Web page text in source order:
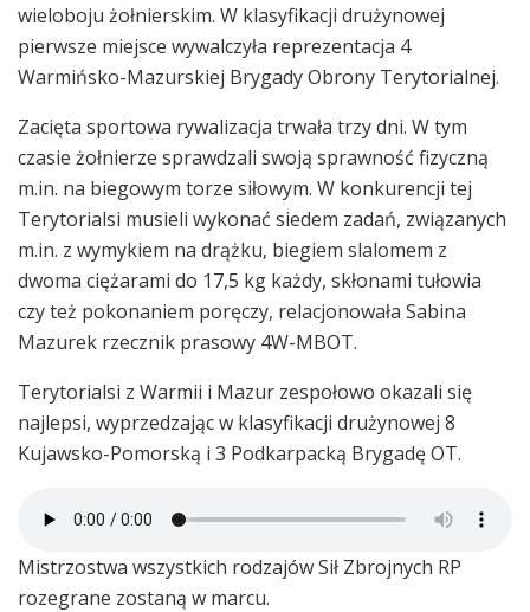
wieloboju żołnierskim. W klasyfikacji drużynowej
pierwsze miejsce wywalczyła reprezentacja 4
Warmińsko-Mazurskiej Brygady Obrony Terytorialnej.
Zacięta sportowa rywalizacja trwała trzy dni. W tym
czasie żołnierze sprawdzali swoją sprawność fizyczną
m.in. na biegowym torze siłowym. W konkurencji tej
Terytorialsi musieli wykonać siedem zadań, związanych
m.in. z wymykiem na drążku, biegiem slalomem z
dwoma ciężarami do 17,5 kg każdy, skłonami tułowia
czy też pokonaniem poręczy, relacjonowała Sabina
Mazurek rzecznik prasowy 4W-MBOT.
Terytorialsi z Warmii i Mazur zespołowo okazali się
najlepsi, wyprzedzając w klasyfikacji drużynowej 8
Kujawsko-Pomorską i 3 Podkarpacką Brygadę OT.
Mistrzostwa wszystkich rodzajów Sił Zbrojnych RP
rozegrane zostaną w marcu.